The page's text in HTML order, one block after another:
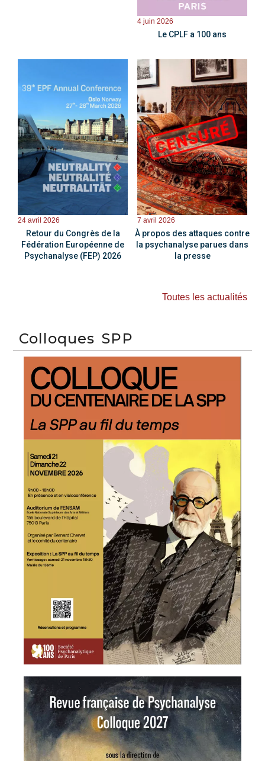
4 juin 2026
Le CPLF a 100 ans
24 avril 2026
Retour du Congrès de la
Fédération Européenne de
Psychanalyse (FEP) 2026
7 avril 2026
À propos des attaques contre
la psychanalyse parues dans
la presse
Toutes les actualités
Colloques SPP